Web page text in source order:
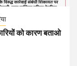
को कारण बताओ